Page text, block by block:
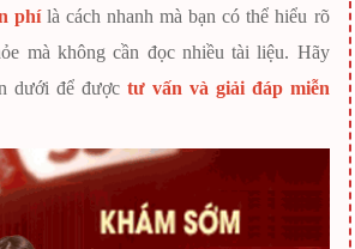
phílà cách nhanh mà bạn có thể hiểu rõ
mà không cần đọc nhiều tài liệu. Hãy
dưới để được tư vấn và giải đáp miễn